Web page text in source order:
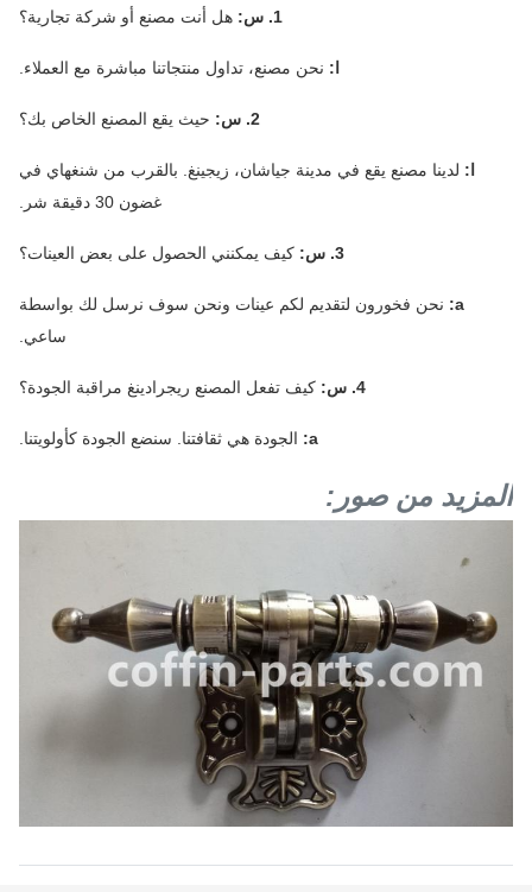
1. س: هل أنت مصنع أو شركة تجارية؟
ا: نحن مصنع، تداول منتجاتنا مباشرة مع العملاء.
2. س: حيث يقع المصنع الخاص بك؟
ا: لدينا مصنع يقع في مدينة جياشان، زيجينغ.
بالقرب من شنغهاي في
غضون 30 دقيقة شر.
3. س: كيف يمكنني الحصول على بعض العينات؟
a:
نحن فخورون لتقديم لكم عينات ونحن سوف نرسل لك بواسطة
ساعي.
4. س: كيف تفعل المصنع ريجرادينغ مراقبة الجودة؟
a: الجودة هي ثقافتنا. سنضع الجودة كأولويتنا.
المزيد من صور: